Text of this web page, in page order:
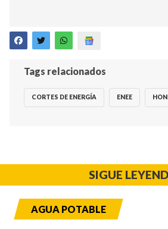
Tags relacionados
CORTES DE ENERGÍA ENEE
SIGUE
AGUA POTABLE